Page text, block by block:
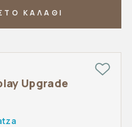
ΚΑΛΑΘΙ
Upgrade